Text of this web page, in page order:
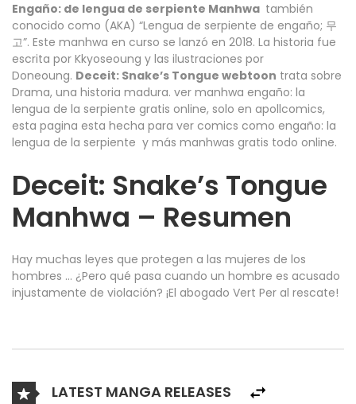
Engaño: de lengua de serpiente Manhwa también
conocido como (AKA) “Lengua de serpiente de engaño; 무
고”. Este manhwa en curso se lanzó en 2018. La historia fue
escrita por Kkyoseoung y las ilustraciones por
Doneoung. Deceit: Snake’s Tongue webtoon trata sobre
Drama, una historia madura. ver manhwa engaño: la
lengua de la serpiente gratis online, solo en apollcomics,
esta pagina esta hecha para ver comics como engaño: la
lengua de la serpiente y más manhwas gratis todo online.
Deceit: Snake’s Tongue
Manhwa – Resumen
Hay muchas leyes que protegen a las mujeres de los
hombres … ¿Pero qué pasa cuando un hombre es acusado
injustamente de violación? ¡El abogado Vert Per al rescate!
LATEST MANGA RELEASES